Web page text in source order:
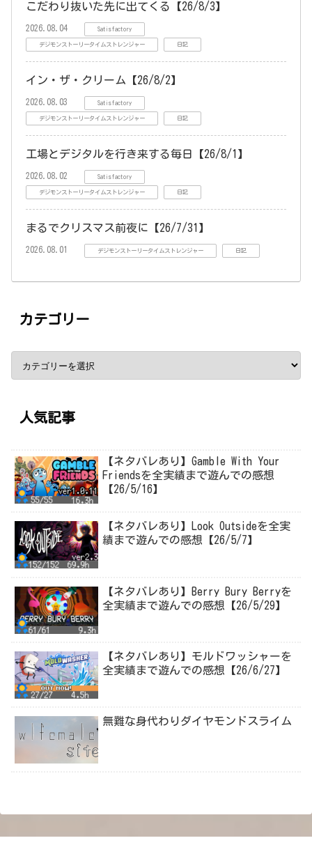
こだわり抜いた先に出てくる【26/8/3】
2026.08.04 Satisfactory
デジモンストーリータイムストレンジャー 日記
イン・ザ・クリーム【26/8/2】
2026.08.03 Satisfactory
デジモンストーリータイムストレンジャー 日記
工場とデジタルを行き来する毎日【26/8/1】
2026.08.02 Satisfactory
デジモンストーリータイムストレンジャー 日記
まるでクリスマス前夜に【26/7/31】
2026.08.01 デジモンストーリータイムストレンジャー 日記
カテゴリー
人気記事
【ネタバレあり】Gamble With Your
Friendsを全実績まで遊んでの感想
【26/5/16】
【ネタバレあり】Look Outsideを全実
績まで遊んでの感想【26/5/7】
【ネタバレあり】Berry Bury Berryを
全実績まで遊んでの感想【26/5/29】
【ネタバレあり】モルドワッシャーを
全実績まで遊んでの感想【26/6/27】
無難な身代わりダイヤモンドスライム